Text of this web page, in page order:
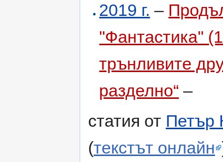
2019 г. –
''Фантастика''
трънливите
разделно“ –
статия от Петър
(текстът онлайн